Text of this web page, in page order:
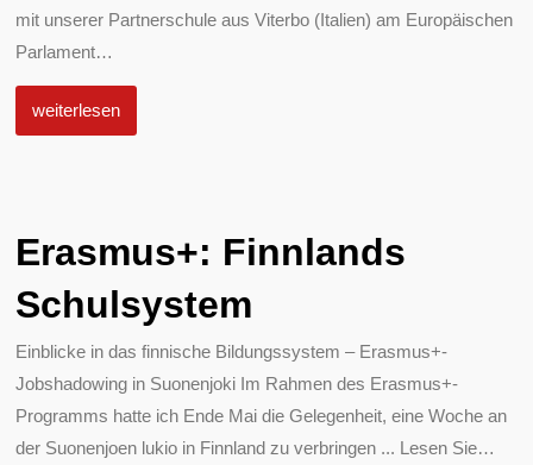
mit unserer Partnerschule aus Viterbo (Italien) am Europäischen
Parlament…
weiterlesen
Erasmus+: Finnlands
Schulsystem
Einblicke in das finnische Bildungssystem – Erasmus+-
Jobshadowing in Suonenjoki Im Rahmen des Erasmus+-
Programms hatte ich Ende Mai die Gelegenheit, eine Woche an
der Suonenjoen lukio in Finnland zu verbringen ... Lesen Sie…